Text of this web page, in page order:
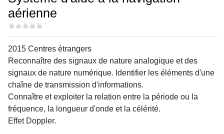
aérienne
Difficulté
2015 Centres étrangers
Reconnaître des signaux de nature analogique et des
signaux de nature numérique. Identifier les éléments d'une
chaîne de transmission d'informations.
Connaître et exploiter la relation entre la période ou la
fréquence, la longueur d'onde et la célérité.
Effet Doppler.